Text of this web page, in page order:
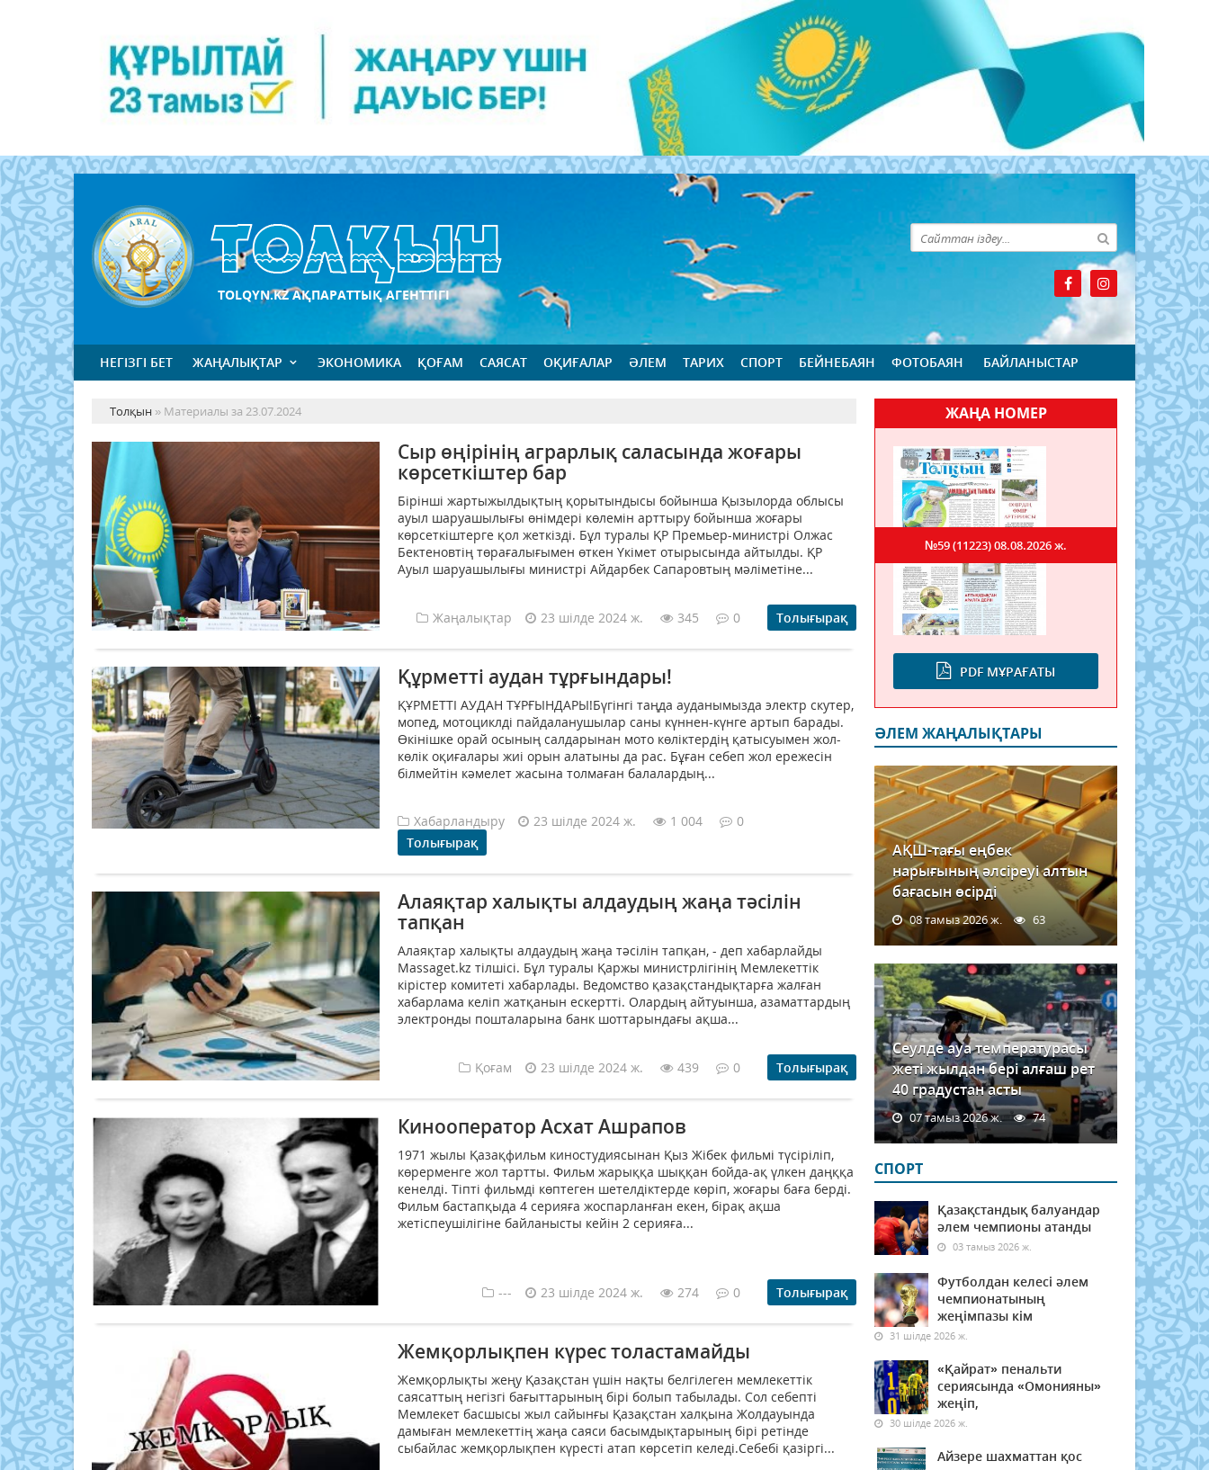
TOLQYN.KZ АҚПАРАТТЫҚ АГЕНТТІГІ
НЕГІЗГІ БЕТ ЖАҢАЛЫҚТАР ЭКОНОМИКА ҚОҒАМ САЯСАТ ОҚИҒАЛАР ӘЛЕМ ТАРИХ СПОРТ БЕЙНЕБАЯН ФОТОБАЯН БАЙЛАНЫСТАР
Толқын » Материалы за 23.07.2024
Сыр өңірінің аграрлық саласында жоғары
көрсеткіштер бар
Бірінші жартыжылдықтың қорытындысы бойынша Қызылорда облысы
ауыл шаруашылығы өнімдері көлемін арттыру бойынша жоғары
көрсеткіштерге қол жеткізді. Бұл туралы ҚР Премьер-министрі Олжас
Бектеновтің төрағалығымен өткен Үкімет отырысында айтылды. ҚР
Ауыл шаруашылығы министрі Айдарбек Сапаровтың мәліметіне...
Жаңалықтар 23 шілде 2024 ж. 345 0 Толығырақ
Құрметті аудан тұрғындары!
ҚҰРМЕТТІ АУДАН ТҰРҒЫНДАРЫ!Бүгінгі таңда ауданымызда электр скутер,
мопед, мотоциклді пайдаланушылар саны күннен-күнге артып барады.
Өкінішке орай осының салдарынан мото көліктердің қатысуымен жол-
көлік оқиғалары жиі орын алатыны да рас. Бұған себеп жол ережесін
білмейтін кәмелет жасына толмаған балалардың...
Хабарландыру 23 шілде 2024 ж. 1 004
0
Толығырақ
Алаяқтар халықты алдаудың жаңа тәсілін
тапқан
Алаяқтар халықты алдаудың жаңа тәсілін тапқан, - деп хабарлайды
Massaget.kz тілшісі. Бұл туралы Қаржы министрлігінің Мемлекеттік
кірістер комитеті хабарлады. Ведомство қазақстандықтарға жалған
хабарлама келіп жатқанын ескертті. Олардың айтуынша, азаматтардың
электронды пошталарына банк шоттарындағы ақша...
Қоғам 23 шілде 2024 ж. 439 0 Толығырақ
Кинооператор Асхат Ашрапов
1971 жылы Қазақфильм киностудиясынан Қыз Жібек фильмі түсіріліп,
көрерменге жол тартты. Фильм жарыққа шыққан бойда-ақ үлкен даңққа
кенелді. Тіпті фильмді көптеген шетелдіктерде көріп, жоғары баға берді.
Фильм бастапқыда 4 серияға жоспарланған екен, бірақ ақша
жетіспеушілігіне байланысты кейін 2 серияға...
--- 23 шілде 2024 ж. 274 0 Толығырақ
Жемқорлықпен күрес толастамайды
Жемқорлықты жеңу Қазақстан үшін нақты белгілеген мемлекеттік
саясаттың негізгі бағыттарының бірі болып табылады. Сол себепті
Мемлекет басшысы жыл сайынғы Қазақстан халқына Жолдауында
дамыған мемлекеттің жаңа саяси басымдықтарының бірі ретінде
сыбайлас жемқорлықпен күресті атап көрсетіп келеді.Себебі қазіргі...
ЖАҢА НОМЕР
PDF МҰРАҒАТЫ
№59 (11223)08.08.2026 ж.
ӘЛЕМ ЖАҢАЛЫҚТАРЫ
АҚШ-тағы еңбек
нарығының әлсіреуі алтын
бағасын өсірді
08 тамыз 2026 ж. 63
Сеулде ауа температурасы
жеті жылдан бері алғаш рет
40 градустан асты
07 тамыз 2026 ж. 74
СПОРТ
Қазақстандық балуандар
әлем чемпионы атанды
03 тамыз 2026 ж.
Футболдан келесі әлем
чемпионатының
жеңімпазы кім
31 шілде 2026 ж.
«Қайрат» пенальти
сериясында «Омонияны»
жеңіп,
30 шілде 2026 ж.
Айзере шахматтан қос